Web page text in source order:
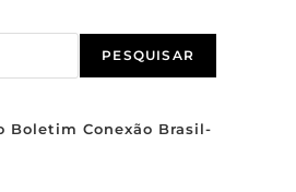
PESQUISAR
Boletim Conexão Brasil-